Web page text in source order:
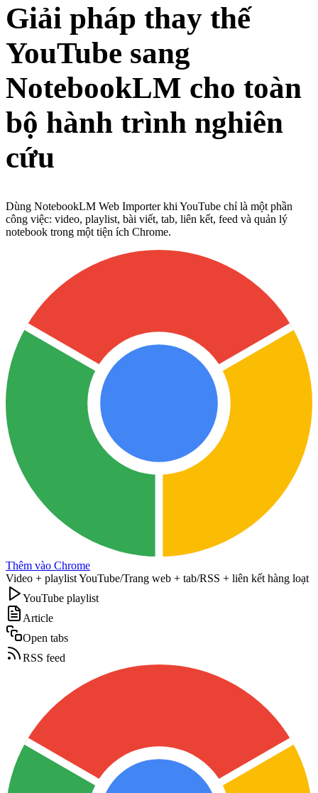
Giải pháp thay thế
YouTube sang
NotebookLM cho toàn
bộ hành trình nghiên
cứu
Dùng NotebookLM Web Importer khi YouTube chỉ là một phần
công việc: video, playlist, bài viết, tab, liên kết, feed và quản lý
notebook trong một tiện ích Chrome.
Thêm vào Chrome
Video + playlist YouTube/Trang web + tab/RSS + liên kết hàng loạt
YouTube playlist
Article
Open tabs
RSS feed